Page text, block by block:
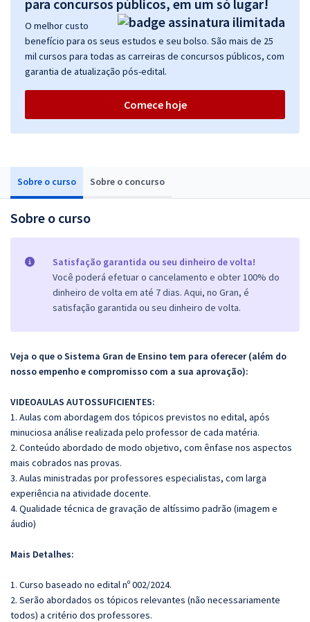
Sobre o curso Sobre o concurso
Sobre o curso
Satisfação garantida ou seu dinheiro de volta!
Você poderá efetuar o cancelamento e obter 100% do
dinheiro de volta em até 7 dias. Aqui, no Gran, é
satisfação garantida ou seu dinheiro de volta.
Veja o que o Sistema Gran de Ensino tem para oferecer (além do
nosso empenho e compromisso com a sua aprovação):
VIDEOAULAS AUTOSSUFICIENTES:
1. Aulas com abordagem dos tópicos previstos no edital, após
minuciosa análise realizada pelo professor de cada matéria.
2. Conteúdo abordado de modo objetivo, com ênfase nos aspectos
mais cobrados nas provas.
3. Aulas ministradas por professores especialistas, com larga
experiência na atividade docente.
4. Qualidade técnica de gravação de altíssimo padrão (imagem e
áudio)
Mais Detalhes:
1. Curso baseado no edital nº 002/2024.
2. Serão abordados os tópicos relevantes (não necessariamente
todos) a critério dos professores.
para concursos públicos, em um só lugar!
O melhor custo
benefício para os seus estudos e seu bolso. São mais de 25
mil cursos para todas as carreiras de concursos públicos, com
garantia de atualização pós-edital.
Comece hoje